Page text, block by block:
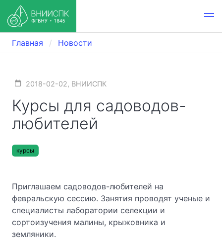
Главная Новости
2018-02-02, ВНИИСПК
Курсы для садоводов-
любителей
курсы
Приглашаем садоводов-любителей на
февральскую сессию. Занятия проводят ученые и
специалисты лаборатории селекции и
сортоизучения малины, крыжовника и
земляники.